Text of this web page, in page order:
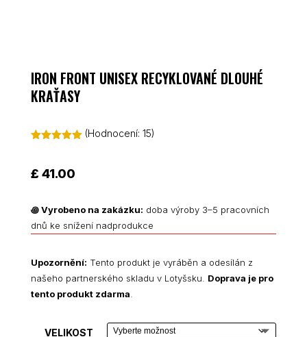
IRON FRONT UNISEX RECYKLOVANÉ DLOUHÉ
KRAŤASY
základě
hodnocení
(Hodnocení:15)
£ 41.00
꩜Vyrobeno na zakázku: doba výroby 3–5 pracovních
dnů ke snížení nadprodukce
Upozornění: Tento produkt je vyráběn a odesílán z
našeho partnerského skladu v Lotyšsku. Doprava je pro
tento produkt zdarma
VELIKOST